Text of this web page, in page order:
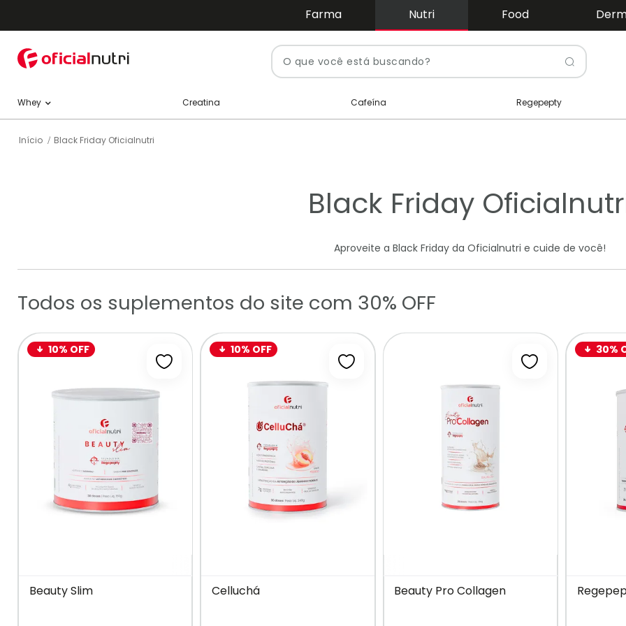
Farma Nutri Food
Pesquisa
Pesquisa
Whey Creatina Cafeína Regepepty
Início Black Friday Oficialnutri
Black Friday
Aproveite a Black Friday da Oficialnutri e cuide de você!
Todos os suplementos do site com 30% OFF
10% OFF
Beauty Slim
Adicionar à lista de desejos
10% OFF
Celluchá
Adicionar à lista de desejos
Beauty Pro Collagen
Adicionar à lista
30%